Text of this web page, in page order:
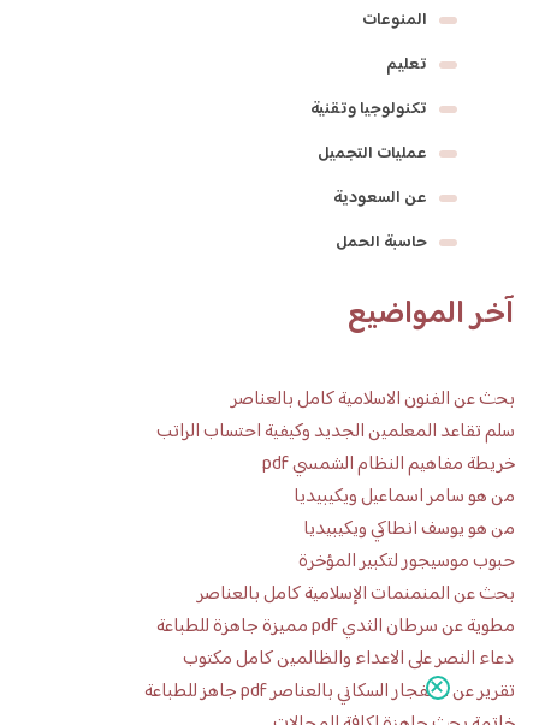
المنوعات
تعليم
تكنولوجيا وتقنية
عمليات التجميل
عن السعودية
حاسبة الحمل
آخر المواضيع
بحث عن الفنون الاسلامية كامل بالعناصر
سلم تقاعد المعلمين الجديد وكيفية احتساب الراتب
خريطة مفاهيم النظام الشمسي pdf
من هو سامر اسماعيل ويكيبيديا
من هو يوسف انطاكي ويكيبيديا
حبوب موسيجور لتكبير المؤخرة
بحث عن المنمنمات الإسلامية كامل بالعناصر
مطوية عن سرطان الثدي pdf مميزة جاهزة للطباعة
دعاء النصر على الاعداء والظالمين كامل مكتوب
تقرير عن الانفجار السكاني بالعناصر pdf جاهز للطباعة